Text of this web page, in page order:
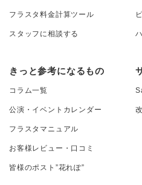
フラスタ料金計算ツール
スタッフに相談する
きっと参考になるもの
コラム一覧
公演・イベントカレンダー
フラスタマニュアル
お客様レビュー・口コミ
皆様のポスト”花れぽ”